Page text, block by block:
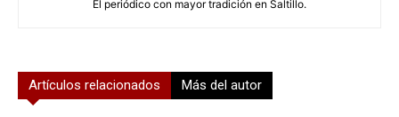
El periódico con mayor tradición en Saltillo.
Artículos relacionados Más del autor